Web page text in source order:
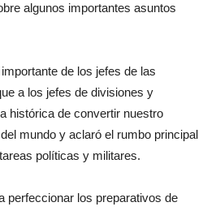
algunos importantes asuntos
de los jefes de las
a los jefes de divisiones y
histórica de convertir nuestro
mundo y aclaró el rumbo principal
políticas y militares.
perfeccionar los preparativos de